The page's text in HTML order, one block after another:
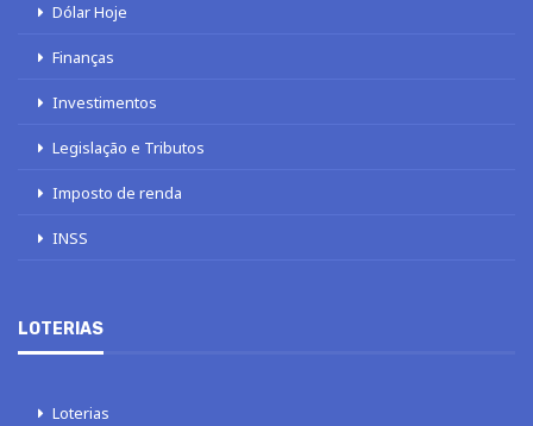
Dólar Hoje
Finanças
Investimentos
Legislação e Tributos
Imposto de renda
INSS
LOTERIAS
Loterias